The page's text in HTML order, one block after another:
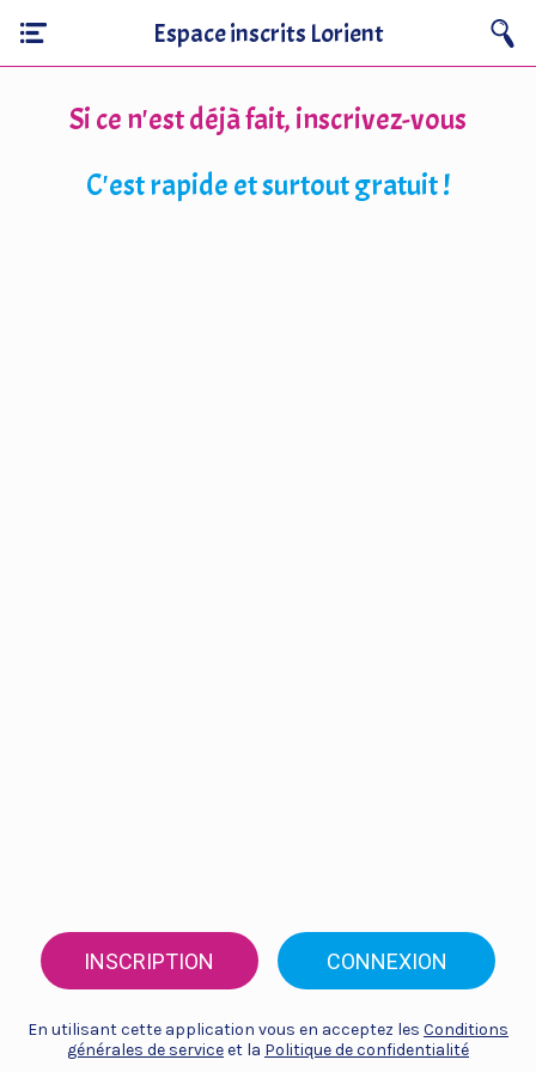
Espace inscrits Lorient
Si ce n'est déjà fait, inscrivez-vous
C'est rapide et surtout gratuit !
INSCRIPTION CONNEXION
En utilisant cette application vous en acceptez les Conditions
générales de serviceet la Politique de confidentialité